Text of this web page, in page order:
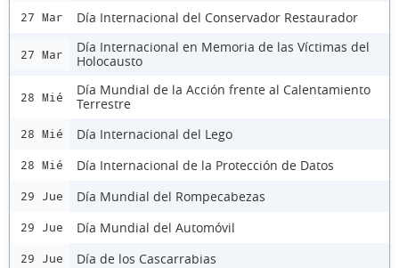
27 Mar Día Internacional del Conservador Restaurador
27 Mar
Día Internacional en Memoria de las Víctimas del
Holocausto
28 Mié
Día Mundial de la Acción frente al Calentamiento
Terrestre
28 Mié Día Internacional del Lego
28 Mié Día Internacional de la Protección de Datos
29 Jue Día Mundial del Rompecabezas
29 Jue Día Mundial del Automóvil
29 Jue Día de los Cascarrabias